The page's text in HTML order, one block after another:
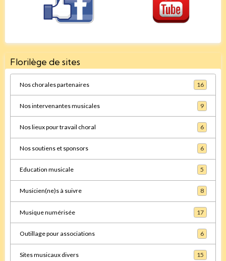
Florilège de sites
Nos chorales partenaires 16
Nos intervenantes musicales 9
Nos lieux pour travail choral 6
Nos soutiens et sponsors 6
Education musicale 5
Musicien(ne)s à suivre 8
Musique numérisée 17
Outillage pour associations 6
Sites musicaux divers 15